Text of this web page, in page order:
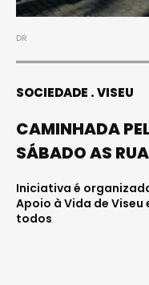
DR
SOCIEDADE VISEU
CAMINHADA
SÁBADO AS
Iniciativa é
Apoio à Vida de
todos